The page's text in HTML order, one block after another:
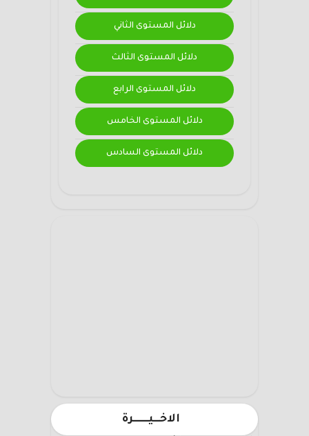
دلائل المستوى الثاني
دلائل المستوى الثالث
دلائل المستوى الرابع
دلائل المستوى الخامس
دلائل المستوى السادس
الاخـــيـــــــرة